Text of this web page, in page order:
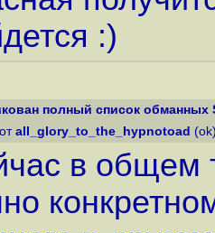
:)
полный список обманных
all_glory_to_the_hypnotoad
в общем